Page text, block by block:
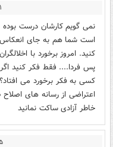
نمی گویم کارشان درست بوده
است شما هم به جای انعکاس
کنید. امروز برخورد با
پس فردا.... فقط فکر کنید اگر
کسی به فکر برخورد می
اعتراضی از رسانه های
خاطر آزادی ساکت نمانید